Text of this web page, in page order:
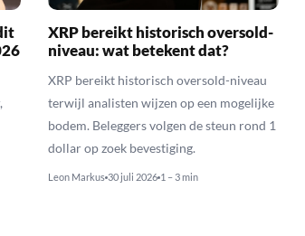
XRP bereikt historisch oversold-
niveau: wat betekent dat?
XRP bereikt historisch oversold-niveau
terwijl analisten wijzen op een mogelijke
bodem. Beleggers volgen de steun rond 1
dollar op zoek bevestiging.
Leon Markus 30 juli 2026 1 – 3 min